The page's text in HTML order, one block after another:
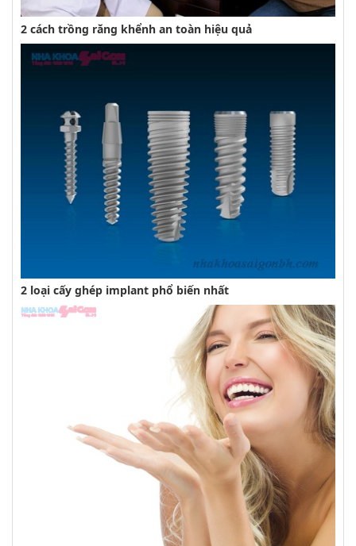
2 cách trồng răng khểnh an toàn hiệu quả
2 loại cấy ghép implant phổ biến nhất